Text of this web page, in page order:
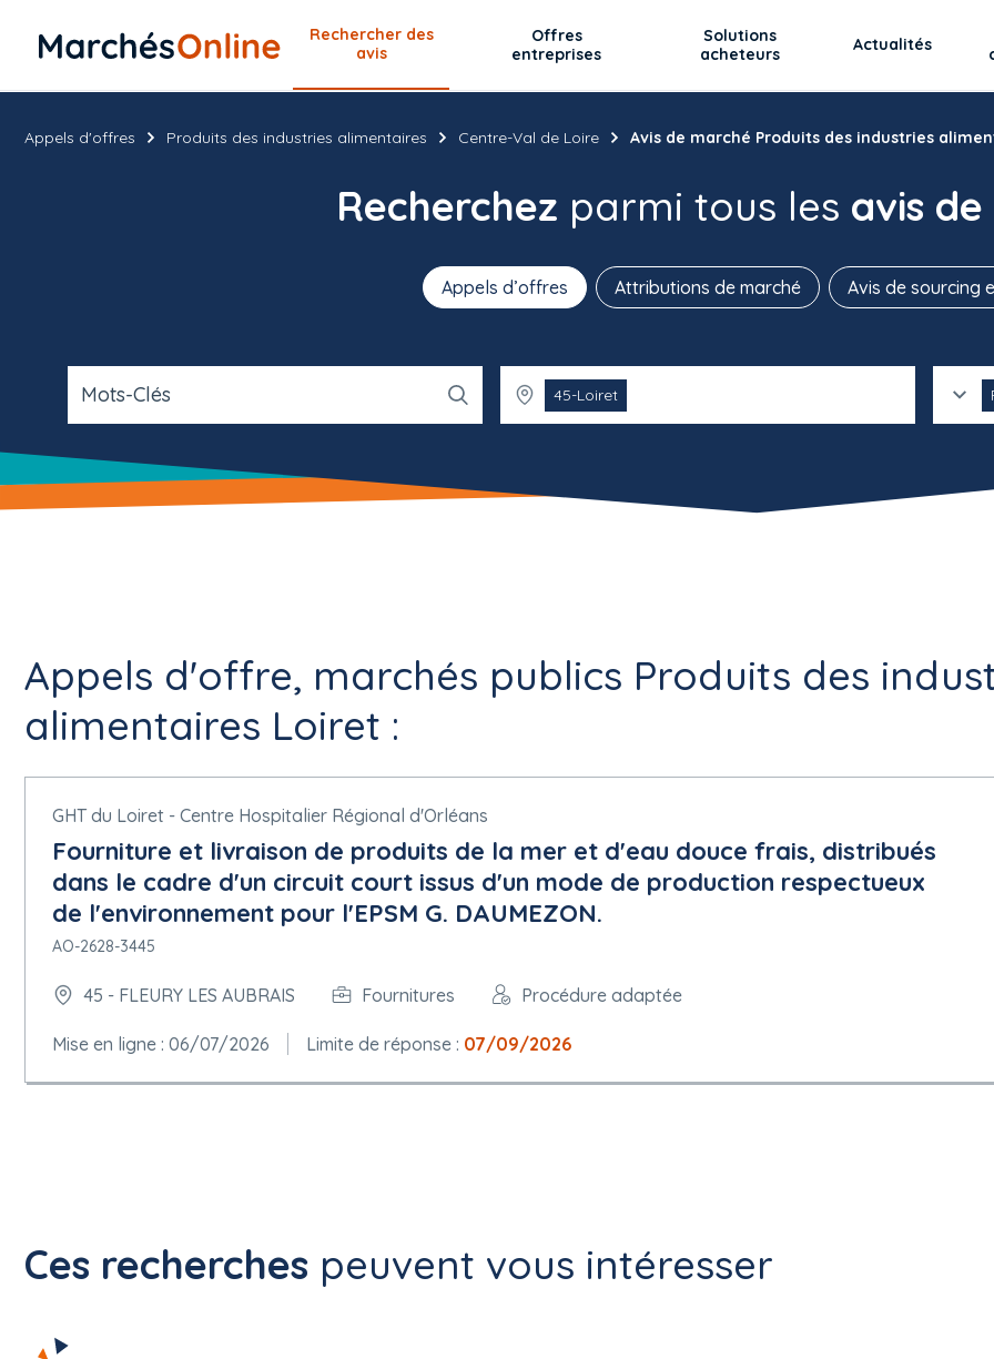
Rechercher des
avis
Offres
entreprises
Solutions
acheteurs
Actualités
Recherchez parmi tous les avis
Appels d’offres Attributions de marché Avis de sourcing
Mots-Clés 45-Loiret
Appels d'offres Produits des industries alimentaires Centre-Val de Loire Avis de marché Produits des industries
Appels d'offre, marchés publics Produits des
alimentaires Loiret :
GHT du Loiret - Centre Hospitalier Régional d'Orléans
Fourniture et livraison de produits de la mer et d'eau douce frais, distribués
dans le cadre d'un circuit court issus d'un mode de production respectueux
de l'environnement pour l'EPSM G. DAUMEZON.
AO-2628-3445
45 - FLEURY LES AUBRAIS Fournitures Procédure adaptée
Mise en ligne : 06/07/2026 Limite de réponse : 07/09/2026
Ces recherches peuvent vous intéresser